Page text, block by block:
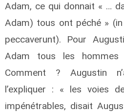
Adam, ce qui donnait « …
Adam) tous ont péché »
peccaverunt). Pour
Adam tous les hommes
Comment ? Augustin
l’expliquer : « les voies
impénétrables, disait